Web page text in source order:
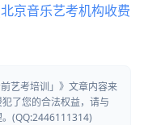
京音乐艺考机构收费
艺考培训」》文章内容来
了您的合法权益，请与
(QQ:2446111314)